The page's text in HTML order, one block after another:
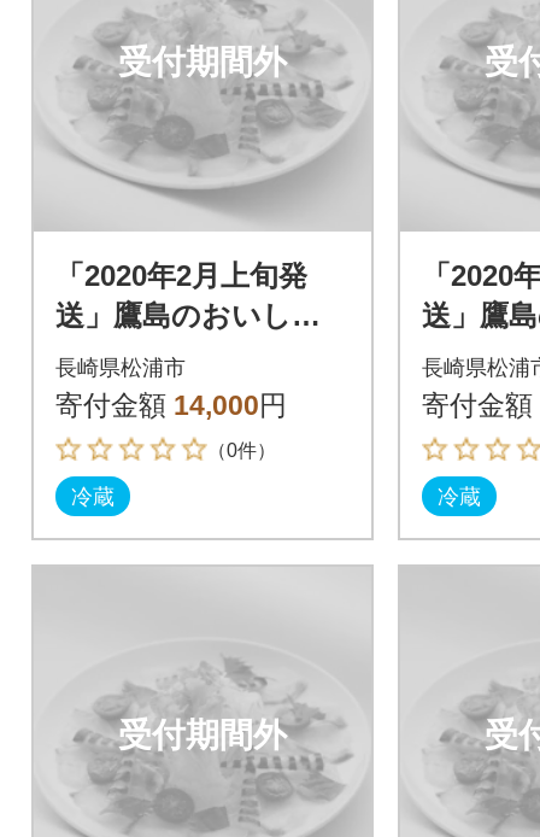
受付期間外
「2020年2月上旬発
送」鷹島のおいしか
タイ1.2kg
長崎県松浦市
寄付金額 14,000円
（0件）
冷蔵
受
「2020
送」鷹
タイ
長崎県松浦
寄付金額
冷蔵
受付期間外 受